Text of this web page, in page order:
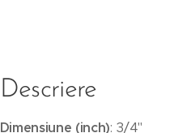
Descriere
Dimensiune (inch): 3/4"